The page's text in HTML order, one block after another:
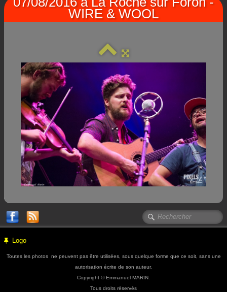
WIRE & WOOL
Logo
Toutes les photos ne peuvent pas être utilisées, sous quelque forme que ce soit, sans une
autorisation écrite de son auteur.
Copyright © Emmanuel MARIN.
Tous droits réservés